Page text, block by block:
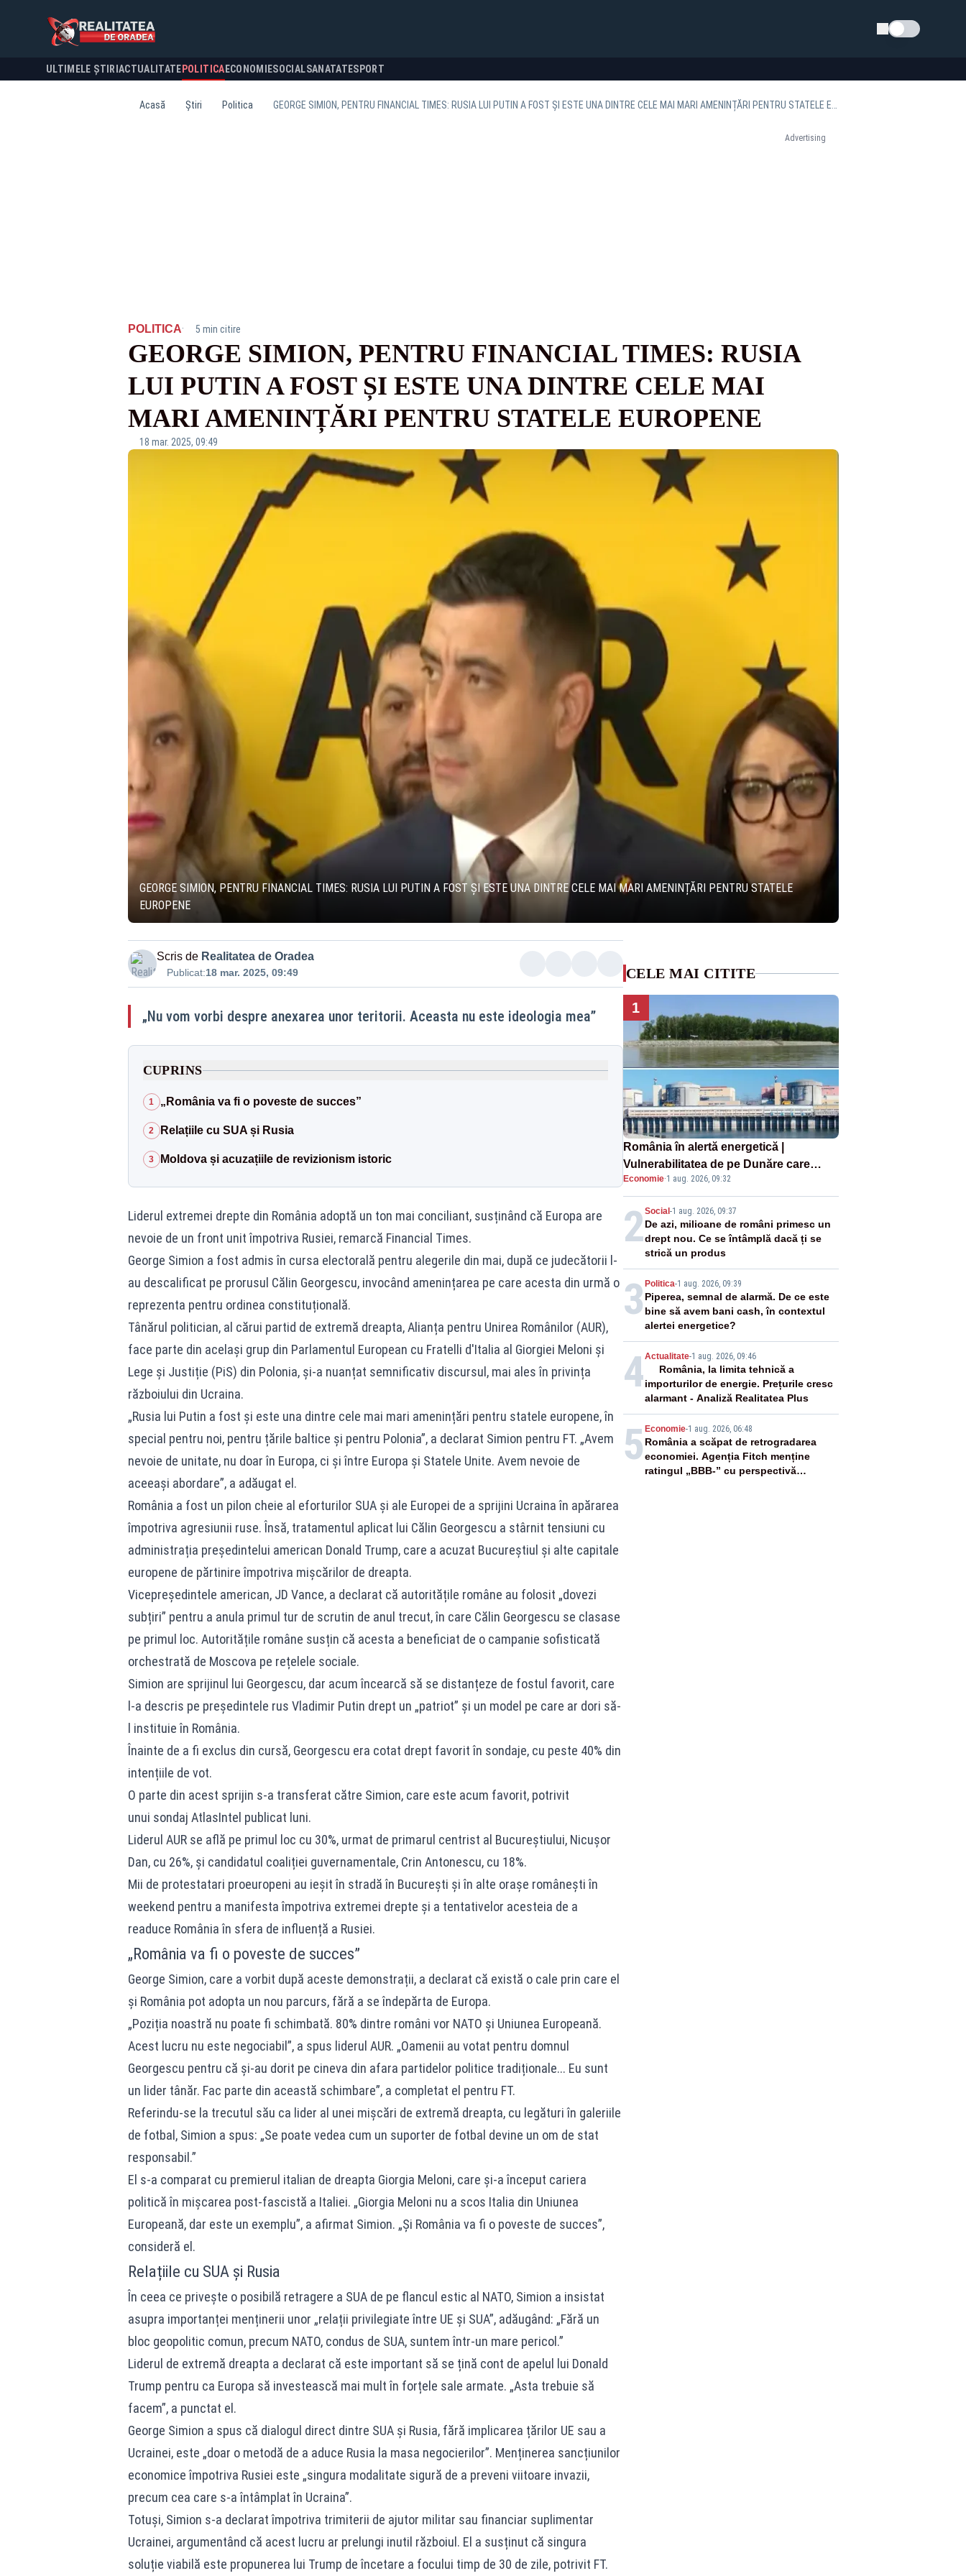
Schimba tema
ULTIMELE ȘTIRI ACTUALITATE POLITICA ECONOMIESOCIALSANATATESPORT
Acasă Știri Politica
Advertising
POLITICA· 5 min citire
GEORGE SIMION, PENTRU FINANCIAL TIMES: RUSIA
LUI PUTIN A FOST ȘI ESTE UNA DINTRE CELE MAI
MARI AMENINȚĂRI PENTRU STATELE EUROPENE
18 mar. 2025, 09:49
GEORGE SIMION, PENTRU FINANCIAL TIMES: RUSIA LUI PUTIN A FOST ȘI ESTE UNA DINTRE CELE MAI MARI AMENINȚĂRI PENTRU STATELE
EUROPENE
Scris de Realitatea de Oradea
Publicat:18 mar. 2025, 09:49
„Nu vom vorbi despre anexarea unor teritorii. Aceasta nu este ideologia mea”
CUPRINS
1 „România va fi o poveste de succes”
2 Relațiile cu SUA și Rusia
3 Moldova și acuzațiile de revizionism istoric
Liderul extremei drepte din România adoptă un ton mai conciliant, susținând că Europa are
nevoie de un front unit împotriva Rusiei, remarcă Financial Times.
George Simion a fost admis în cursa electorală pentru alegerile din mai, după ce judecătorii l-
au descalificat pe prorusul Călin Georgescu, invocând amenințarea pe care acesta din urmă o
reprezenta pentru ordinea constituțională.
Tânărul politician, al cărui partid de extremă dreapta, Alianța pentru Unirea Românilor (AUR),
face parte din același grup din Parlamentul European cu Fratelli d'Italia al Giorgiei Meloni și
Lege și Justiție (PiS) din Polonia, și-a nuanțat semnificativ discursul, mai ales în privința
războiului din Ucraina.
„Rusia lui Putin a fost și este una dintre cele mai mari amenințări pentru statele europene, în
special pentru noi, pentru țările baltice și pentru Polonia”, a declarat Simion pentru FT. „Avem
nevoie de unitate, nu doar în Europa, ci și între Europa și Statele Unite. Avem nevoie de
aceeași abordare”, a adăugat el.
România a fost un pilon cheie al eforturilor SUA și ale Europei de a sprijini Ucraina în apărarea
împotriva agresiunii ruse. Însă, tratamentul aplicat lui Călin Georgescu a stârnit tensiuni cu
administrația președintelui american Donald Trump, care a acuzat Bucureștiul și alte capitale
europene de părtinire împotriva mișcărilor de dreapta.
Vicepreședintele american, JD Vance, a declarat că autoritățile române au folosit „dovezi
subțiri” pentru a anula primul tur de scrutin de anul trecut, în care Călin Georgescu se clasase
pe primul loc. Autoritățile române susțin că acesta a beneficiat de o campanie sofisticată
orchestrată de Moscova pe rețelele sociale.
Simion are sprijinul lui Georgescu, dar acum încearcă să se distanțeze de fostul favorit, care
l-a descris pe președintele rus Vladimir Putin drept un „patriot” și un model pe care ar dori să-
l instituie în România.
Înainte de a fi exclus din cursă, Georgescu era cotat drept favorit în sondaje, cu peste 40% din
intențiile de vot.
O parte din acest sprijin s-a transferat către Simion, care este acum favorit, potrivit
unui sondaj AtlasIntel publicat luni.
Liderul AUR se află pe primul loc cu 30%, urmat de primarul centrist al Bucureștiului, Nicușor
Dan, cu 26%, și candidatul coaliției guvernamentale, Crin Antonescu, cu 18%.
Mii de protestatari proeuropeni au ieșit în stradă în București și în alte orașe românești în
weekend pentru a manifesta împotriva extremei drepte și a tentativelor acesteia de a
readuce România în sfera de influență a Rusiei.
„România va fi o poveste de succes”
George Simion, care a vorbit după aceste demonstrații, a declarat că există o cale prin care el
și România pot adopta un nou parcurs, fără a se îndepărta de Europa.
„Poziția noastră nu poate fi schimbată. 80% dintre români vor NATO și Uniunea Europeană.
Acest lucru nu este negociabil”, a spus liderul AUR. „Oamenii au votat pentru domnul
Georgescu pentru că și-au dorit pe cineva din afara partidelor politice tradiționale... Eu sunt
un lider tânăr. Fac parte din această schimbare”, a completat el pentru FT.
Referindu-se la trecutul său ca lider al unei mișcări de extremă dreapta, cu legături în galeriile
de fotbal, Simion a spus: „Se poate vedea cum un suporter de fotbal devine un om de stat
responsabil.”
El s-a comparat cu premierul italian de dreapta Giorgia Meloni, care și-a început cariera
politică în mișcarea post-fascistă a Italiei. „Giorgia Meloni nu a scos Italia din Uniunea
Europeană, dar este un exemplu”, a afirmat Simion. „Și România va fi o poveste de succes”,
consideră el.
Relațiile cu SUA și Rusia
În ceea ce privește o posibilă retragere a SUA de pe flancul estic al NATO, Simion a insistat
asupra importanței menținerii unor „relații privilegiate între UE și SUA”, adăugând: „Fără un
bloc geopolitic comun, precum NATO, condus de SUA, suntem într-un mare pericol.”
Liderul de extremă dreapta a declarat că este important să se țină cont de apelul lui Donald
Trump pentru ca Europa să investească mai mult în forțele sale armate. „Asta trebuie să
facem”, a punctat el.
George Simion a spus că dialogul direct dintre SUA și Rusia, fără implicarea țărilor UE sau a
Ucrainei, este „doar o metodă de a aduce Rusia la masa negocierilor”. Menținerea sancțiunilor
economice împotriva Rusiei este „singura modalitate sigură de a preveni viitoare invazii,
precum cea care s-a întâmplat în Ucraina”.
Totuși, Simion s-a declarat împotriva trimiterii de ajutor militar sau financiar suplimentar
Ucrainei, argumentând că acest lucru ar prelungi inutil războiul. El a susținut că singura
soluție viabilă este propunerea lui Trump de încetare a focului timp de 30 de zile, potrivit FT.
CELE MAI CITITE
1
România în alertă energetică |
Vulnerabilitatea de pe Dunăre care
pune în pericol Centrala Cernavodă era
cunoscută de pe vremea lui Ceaușescu
Economie·1 aug. 2026, 09:32
2Social -1 aug. 2026, 09:37
De azi, milioane de români primesc un
drept nou. Ce se întâmplă dacă ți se
strică un produs
3 Politica-1 aug. 2026, 09:39
Piperea, semnal de alarmă. De ce este
bine să avem bani cash, în contextul
alertei energetice?
4Actualitate-1 aug. 2026, 09:46
România, la limita tehnică a
importurilor de energie. Prețurile cresc
alarmant - Analiză Realitatea Plus
5 Economie-1 aug. 2026, 06:48
România a scăpat de retrogradarea
economiei. Agenția Fitch menține
ratingul „BBB-” cu perspectivă